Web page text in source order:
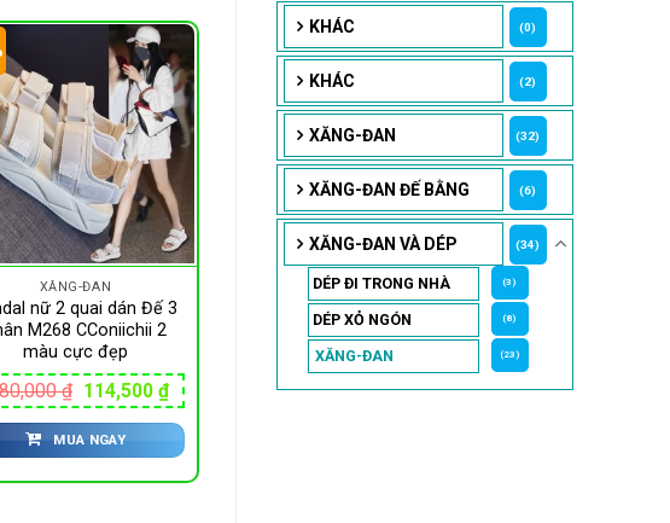
KHÁC (0)
KHÁC (2)
XĂNG-ĐAN (32)
XĂNG-ĐAN ĐẾ BẰNG (6)
XĂNG-ĐAN VÀ DÉP (34)
DÉP ĐI TRONG NHÀ (3)
DÉP XỎ NGÓN (8)
XĂNG-ĐAN (23)
XĂNG-ĐAN
nữ 2 quai dán Đế 3
M268 CConiichii 2
màu cực đẹp
₫ Giá
gốc
là:
180,000 ₫.
114,500 ₫Giá
hiện
tại
là:
114,500 ₫.
MUA NGAY